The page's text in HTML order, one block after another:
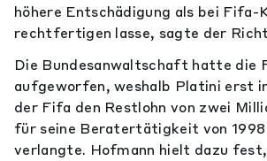
höhere Entschädigung als bei Fifa-
rechtfertigen lasse, sagte der
Die Bundesanwaltschaft hatte die
aufgeworfen, weshalb Platini erst
der Fifa den Restlohn von zwei
für seine Beratertätigkeit von
verlangte. Hofmann hielt dazu fest,